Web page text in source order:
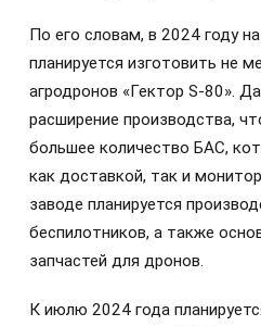
По его словам, в 2024 году
планируется изготовить не
агродронов «Гектор S-80».
расширение производства,
большее количество БАС,
как доставкой, так и
заводе планируется
беспилотников, а также
запчастей для дронов.
К июлю 2024 года